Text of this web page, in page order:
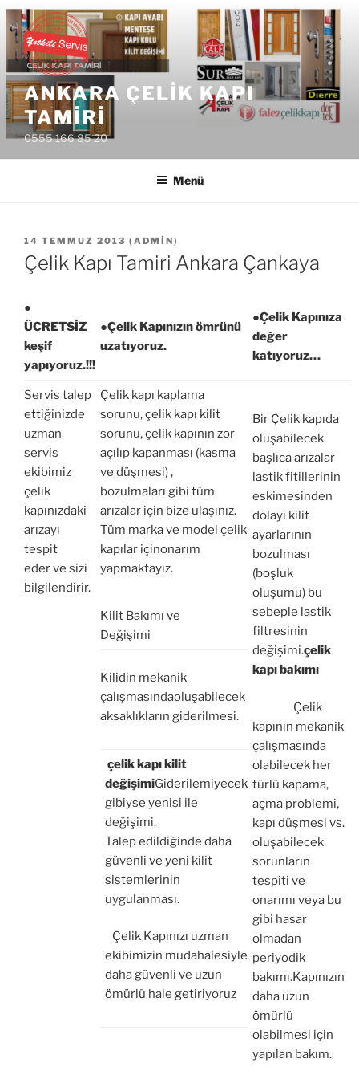
İçeriğe
geç
ANKARA ÇELIK KAPI
TAMIRI
0555 166 85 20
Menü
YAYIM
TARIHI
14 TEMMUZ 2013 ( ADMIN)
Çelik Kapı Tamiri Ankara Çankaya
●
ÜCRETSİZ
keşif
yapıyoruz.!!!
●Çelik Kapınızın ömrünü
uzatıyoruz.
●Çelik Kapınıza
değer
katıyoruz…
Servis talep
ettiğinizde
uzman
servis
ekibimiz
çelik
kapınızdaki
arızayı
tespit
eder ve sizi
bilgilendirir.
Çelik kapı kaplama
sorunu, çelik kapı kilit
sorunu, çelik kapının zor
açılıp kapanması (kasma
ve düşmesi) ,
bozulmaları gibi tüm
arızalar için bize ulaşınız.
Tüm marka ve model çelik
kapılar içinonarım
yapmaktayız.
Kilit Bakımı ve
Değişimi
Kilidin mekanik
çalışmasındaoluşabilecek
aksaklıkların giderilmesi.
çelik kapı kilit
değişimiGiderilemiyecek
gibiyse yenisi ile
değişimi.
Talep edildiğinde daha
güvenli ve yeni kilit
sistemlerinin
uygulanması.
Çelik Kapınızı uzman
ekibimizin mudahalesiyle
daha güvenli ve uzun
ömürlü hale getiriyoruz
Bir Çelik kapıda
oluşabilecek
başlıca arızalar
lastik fitillerinin
eskimesinden
dolayı kilit
ayarlarının
bozulması
(boşluk
oluşumu) bu
sebeple lastik
filtresinin
değişimi.çelik
kapı bakımı
Çelik
kapının mekanik
çalışmasında
olabilecek her
türlü kapama,
açma problemi,
kapı düşmesi vs.
oluşabilecek
sorunların
tespiti ve
onarımı veya bu
gibi hasar
olmadan
periyodik
bakımı.Kapınızın
daha uzun
ömürlü
olabilmesi için
yapılan bakım.